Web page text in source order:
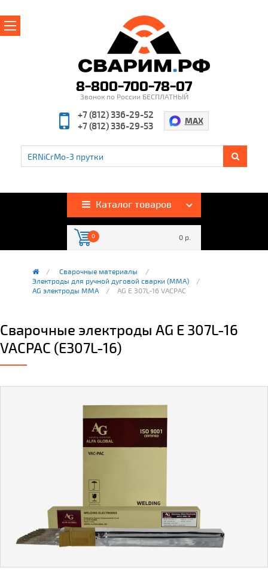
Производители
Полезная информация
Гарантия и возврат
8-800-700-78-07
Звонок по России БЕСПЛАТНЫЙ
+7 (812) 336-29-52
+7 (812) 336-29-53
MAX
Каталог товаров
0 0 р.
Сварочные материалы
Электроды для ручной дуговой сварки (ММА)
AG электроды MMA
AG E 307L-16 VACPAC
Сварочные электроды AG E 307L-16
VACPAC (E307L-16)